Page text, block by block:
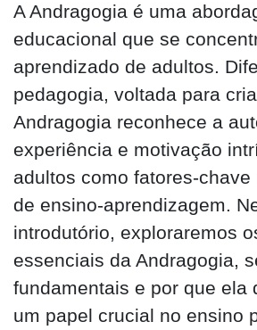
A Andragogia é uma
educacional que se
aprendizado de adultos.
pedagogia, voltada para
Andragogia reconhece a
experiência e motivação
adultos como fatores-chave
de ensino-aprendizagem.
introdutório, exploraremos
essenciais da Andragogia,
fundamentais e por que ela
um papel crucial no ensino